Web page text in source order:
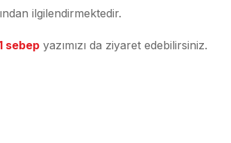
ilgilendirmektedir.
sebep yazımızı da ziyaret edebilirsiniz.